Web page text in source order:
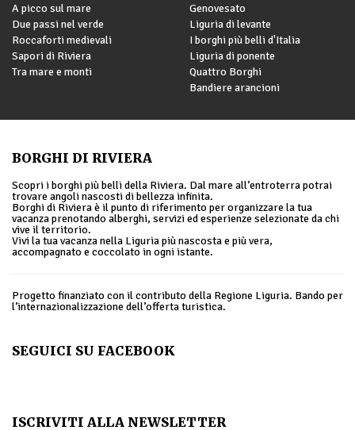
A picco sul mare
Due passi nel verde
Roccaforti medievali
Sapori di Riviera
Tra mare e monti
Genovesato
Liguria di levante
I borghi più belli d'Italia
Liguria di ponente
Quattro Borghi
Bandiere arancioni
BORGHI DI RIVIERA
Scopri i borghi più belli della Riviera. Dal mare all’entroterra potrai
trovare angoli nascosti di bellezza infinita.
Borghi di Riviera è il punto di riferimento per organizzare la tua
vacanza prenotando alberghi, servizi ed esperienze selezionate da chi
vive il territorio.
Vivi la tua vacanza nella Liguria più nascosta e più vera,
accompagnato e coccolato in ogni istante.
Progetto finanziato con il contributo della Regione Liguria. Bando per
l’internazionalizzazione dell’offerta turistica.
SEGUICI SU FACEBOOK
ISCRIVITI ALLA NEWSLETTER